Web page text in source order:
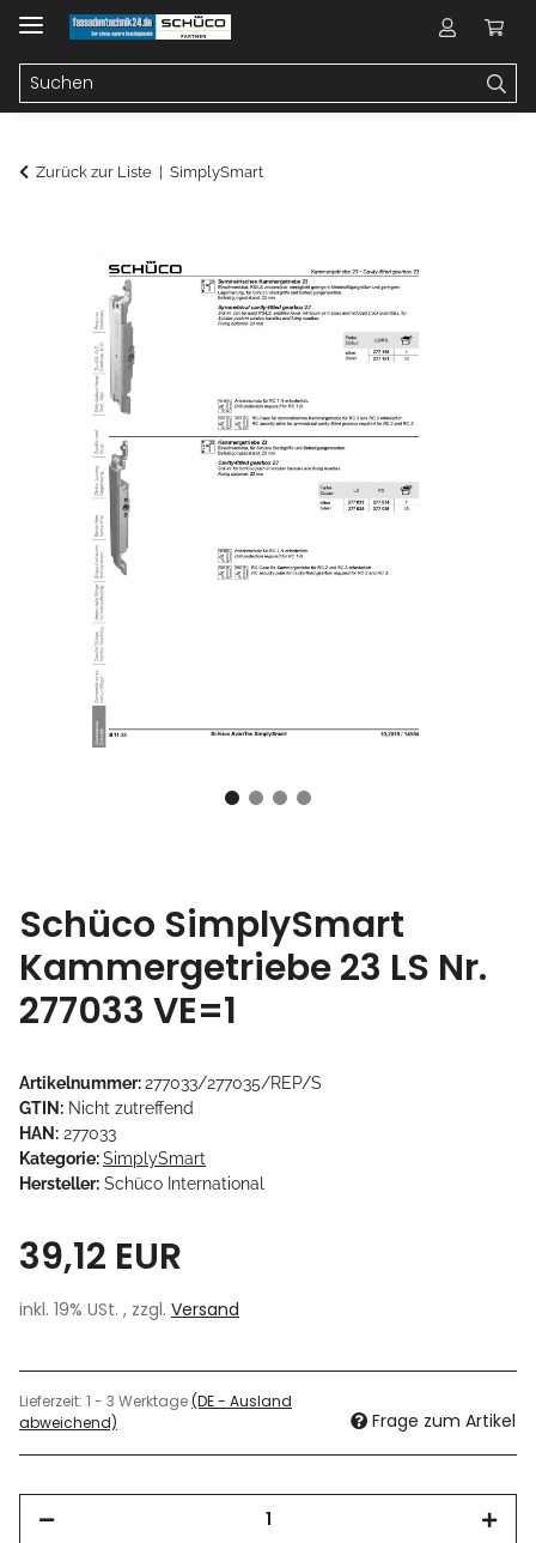
Zurück zur Liste SimplySmart
Schüco SimplySmart
Kammergetriebe 23 LS Nr.
277033 VE=1
Artikelnummer:277033/277035/REP/S
GTIN: Nicht zutreffend
HAN: 277033
Kategorie:SimplySmart
Hersteller: Schüco International
39,12 EUR
inkl. 19% USt. , zzgl. Versand
Lieferzeit: 1 - 3 Werktage(DE - Ausland
abweichend)
Frage zum Artikel